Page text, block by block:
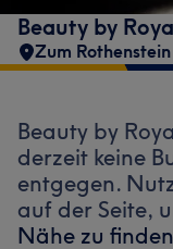
Beauty by
Zum
Beauty by
derzeit keine
entgegen.
auf der Seite,
Nähe zu